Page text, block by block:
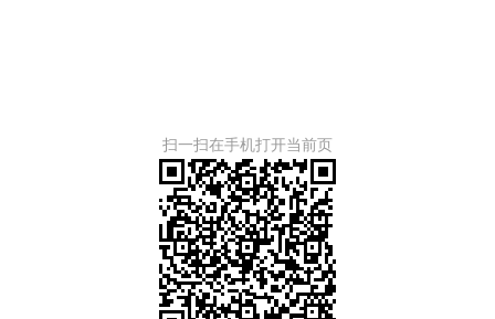
扫一扫在手机打开当前页